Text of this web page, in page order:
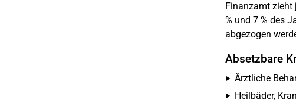
Finanzamt zieht
% und 7 % des
abgezogen
Absetzbare
Ärztliche
Heilbäder,